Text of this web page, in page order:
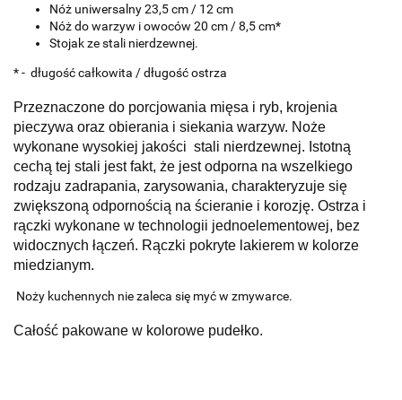
Nóż uniwersalny 23,5 cm / 12 cm
Nóż do warzyw i owoców 20 cm / 8,5 cm*
Stojak ze stali nierdzewnej.
* - długość całkowita / długość ostrza
Przeznaczone do porcjowania mięsa i ryb, krojenia
pieczywa oraz obierania i siekania warzyw. Noże
wykonane wysokiej jakości stali nierdzewnej. Istotną
cechą tej stali jest fakt, że jest odporna na wszelkiego
rodzaju zadrapania, zarysowania, charakteryzuje się
zwiększoną odpornością na ścieranie i korozję. Ostrza i
rączki wykonane w technologii jednoelementowej, bez
widocznych łączeń. Rączki pokryte lakierem w kolorze
miedzianym.
Noży kuchennych nie zaleca się myć w zmywarce.
Całość pakowane w kolorowe pudełko.